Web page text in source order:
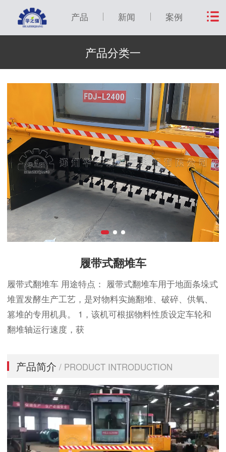
产品 新闻 案例
产品分类一
履带式翻堆车
履带式翻堆车 用途特点： 履带式翻堆车用于地面条垛式
堆置发酵生产工艺，是对物料实施翻堆、破碎、供氧、
篡堆的专用机具。 1，该机可根据物料性质设定车轮和
翻堆轴运行速度，获
产品简介/ PRODUCT INTRODUCTION